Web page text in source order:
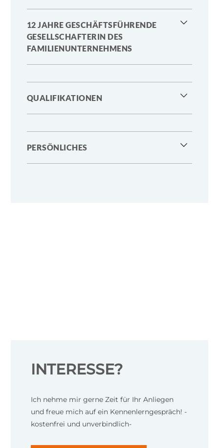
12 JAHRE GESCHÄFTSFÜHRENDE
GESELLSCHAFTERIN DES
FAMILIENUNTERNEHMENS
QUALIFIKATIONEN
PERSÖNLICHES
INTERESSE?
Ich nehme mir gerne Zeit für Ihr Anliegen
und freue mich auf ein Kennenlerngespräch! -
kostenfrei und unverbindlich-